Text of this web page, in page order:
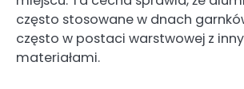
często stosowane w dnach
często w postaci warstwowej z
materiałami.